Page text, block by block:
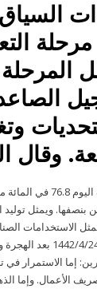
المرحلة
تمثل الأسواق
الاستخدامات
الحديد الصلب،
إما الاستمرار في
الأعمال. وإما